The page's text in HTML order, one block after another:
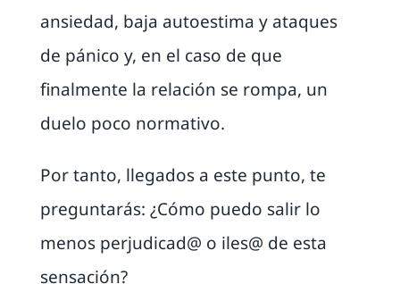
ansiedad, baja autoestima y ataques
de pánico y, en el caso de que
finalmente la relación se rompa, un
duelo poco normativo.
Por tanto, llegados a este punto, te
preguntarás: ¿Cómo puedo salir lo
menos perjudicad@ o iles@ de esta
sensación?